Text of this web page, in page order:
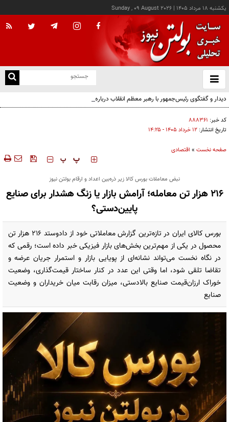
يکشنبه ۱۸ مرداد ۱۴۰۵ |
Sunday , 09 August 2026
باز
و
دیدار و گفتگوی رئیس‌جمهور با رهبر معظم انقلاب درباره مسائل اقتصادی و نظامی کشور
کد خبر: ۸۸۸۳۶۱
تاریخ انتشار: ۱۲ خرداد ۱۴۰۵ - ۱۴:۲۵
صفحه نخست » اقتصادی
‍‍‍ پ پ
نبض معاملات بورس کالا زیر ذره‌بین اعداد و ارقام بولتن نیوز
۲۱۶ هزار تن معامله؛ آرامش بازار یا زنگ هشدار برای صنایع
پایین‌دستی؟
بورس کالای ایران در تازه‌ترین گزارش معاملاتی خود از دادوستد ۲۱۶ هزار تن
محصول در یکی از مهم‌ترین بخش‌های بازار فیزیکی خبر داده است؛ رقمی که
در نگاه نخست می‌تواند نشانه‌ای از پویایی بازار و استمرار جریان عرضه و
تقاضا تلقی شود، اما وقتی این عدد در کنار ساختار قیمت‌گذاری، وضعیت
خوراک ارزان‌قیمت صنایع بالادستی، میزان رقابت میان خریداران و وضعیت
صنایع